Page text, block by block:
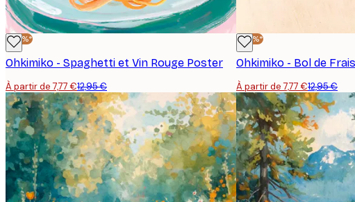
-40%*
Ohkimiko - Spaghetti et Vin Rouge Poster
À partir de 7,77 €12,95 €
-40%*
Ohkimiko - Bol de
À partir de 7,77 €12,95 €